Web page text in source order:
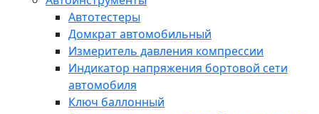
Автотестеры
Домкрат автомобильный
Измеритель давления компрессии
Индикатор напряжения бортовой сети
автомобиля
Ключ баллонный